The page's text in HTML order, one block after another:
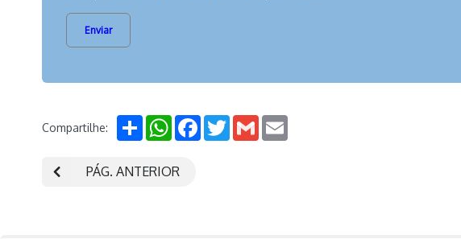
Enviar
Compartilhe: Share WhatsAppFacebookTwitterGmail
PÁG. ANTERIOR